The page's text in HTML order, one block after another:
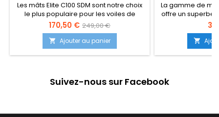
Les mâts Elite C100 SDM sont notre choix
le plus populaire pour les voiles de
vagues et de course haut de gamme. La
flexion ultra-rapide de ce mât offre une
réaction et un contrôle de puissance
optimaux à votre plate-forme. Pour les
véliplanchistes dévoués et sérieux, c'est
170,50 € 249,00 €
 Ajouter au panier
La gamme de
offre un superbe
et de réactivité
nombreux
performances
mâts
voiliers, aux

Suivez-nous sur Facebook